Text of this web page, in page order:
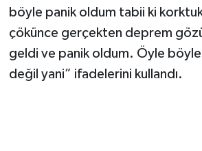
böyle panik oldum tabii ki
çökünce gerçekten deprem
geldi ve panik oldum. Öyle
değil yani” ifadelerini kullandı.